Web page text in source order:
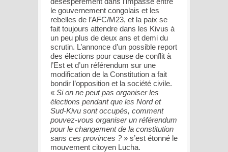
le gouvernement congolais et les
rebelles de l’AFC/M23, et la paix se
fait toujours attendre dans les Kivus à
un peu plus de deux ans et demi du
scrutin. L’annonce d’un possible report
des élections pour cause de conflit à
l’Est et d’un référendum sur une
modification de la Constitution a fait
bondir l’opposition et la société civile.
« Si on ne peut pas organiser les
élections pendant que les Nord et
Sud-Kivu sont occupés, comment
pouvez-vous organiser un référendum
pour le changement de la constitution
sans ces provinces ?» s’est étonné le
mouvement citoyen Lucha.